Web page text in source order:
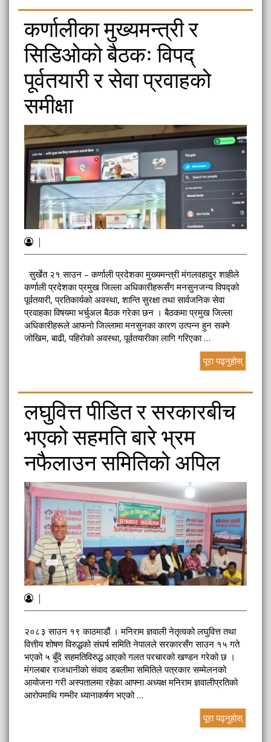
कर्णालीका मुख्यमन्त्री र
सिडिओको बैठकः विपद्
पूर्वतयारी र सेवा प्रवाहको
समीक्षा
|
सुर्खेत २१ साउन – कर्णाली प्रदेशका मुख्यमन्त्री मंगलवहादुर शाहीले
कर्णाली प्रदेशका प्रमुख जिल्ला अधिकारीहरूसँग मनसुनजन्य विपद्को
पूर्वतयारी, प्रतिकार्यको अवस्था, शान्ति सुरक्षा तथा सार्वजनिक सेवा
प्रवाहका विषयमा भर्चुअल बैठक गरेका छन । बैठकमा प्रमुख जिल्ला
अधिकारीहरूले आफनो जिल्लामा मनसुनका कारण उत्पन्न हुन सक्ने
जोखिम, बाढी, पहिरोको अवस्था, पूर्वतयारीका लागि गरिएका …
पूरा पढ्नुहोस्
लघुवित्त पीडित र सरकारबीच
भएको सहमति बारे भ्रम
नफैलाउन समितिको अपिल
२०८३ साउन १९ काठमाडौं । मनिराम ज्ञवाली नेतृत्वको लघुवित्त तथा
वित्तीय शोषण विरुद्धको संघर्ष समिति नेपालले सरकारसँग साउन १५ गते
भएको ५ बुँदे सहमतिविरुद्ध आएको गलत परचारको खण्डन गरेको छ ।
मंगलबार राजधानीको संवाद डबलीमा समितिले पत्रकार सम्मेलनको
आयोजना गरी अस्पतालमा रहेका आफ्ना अध्यक्ष मनिराम ज्ञवालीप्रतिको
आरोपमाथि गम्भीर ध्यानाकर्षण भएको …
पूरा पढ्नुहोस्